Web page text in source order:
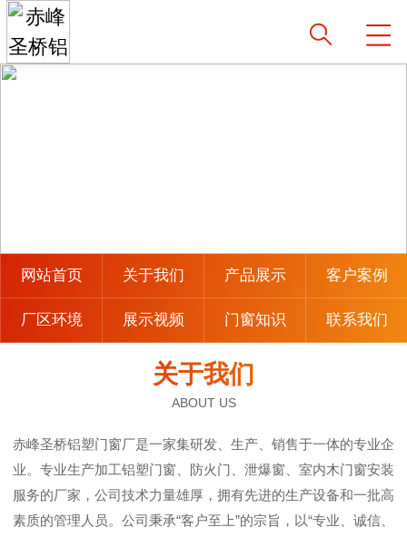
网站首页 关于我们 产品展示 客户案例
厂区环境 展示视频 门窗知识 联系我们
关于我们
ABOUT US
赤峰圣桥铝塑门窗厂是一家集研发、生产、销售于一体的专业企
业。专业生产加工铝塑门窗、防火门、泄爆窗、室内木门窗安装
服务的厂家，公司技术力量雄厚，拥有先进的生产设备和一批高
素质的管理人员。公司秉承“客户至上”的宗旨，以“专业、诚信、